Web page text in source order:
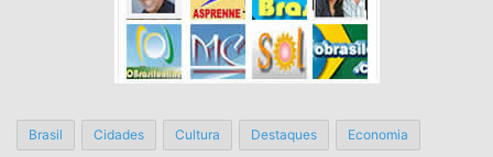
Brasil Cidades Cultura Destaques Economia